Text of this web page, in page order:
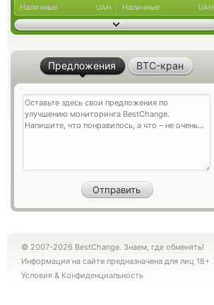
Наличные UAH Наличные UAH
Предложения BTC-кран
© 2007-2026 BestChange. Знаем, где обменять!
Информация на сайте предназначена для лиц 18+
Условия & Конфиденциальность